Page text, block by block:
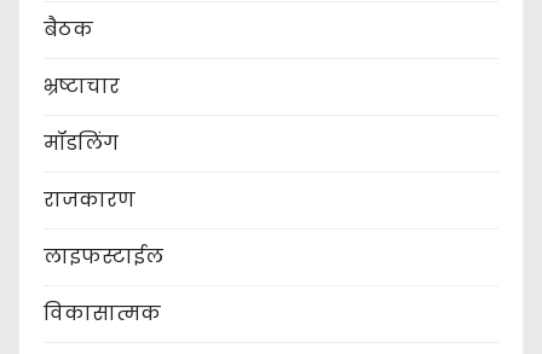
बैठक
भ्रष्टाचार
मॉडलिंग
राजकारण
लाइफस्टाईल
विकासात्मक